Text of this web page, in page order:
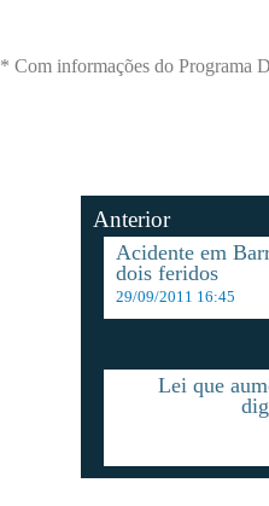
* Com informações do Programa
Anterior
Acidente em
dois feridos
29/09/2011 16:45
Lei que